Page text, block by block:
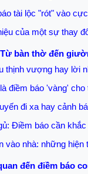
tài lộc "rót" vào
của một sự thay
bàn thờ đến
thịnh vượng hay lời
điềm báo 'vàng' cho
đi xa hay cảnh
Điềm báo cần
vào nhà: những
đến điềm báo